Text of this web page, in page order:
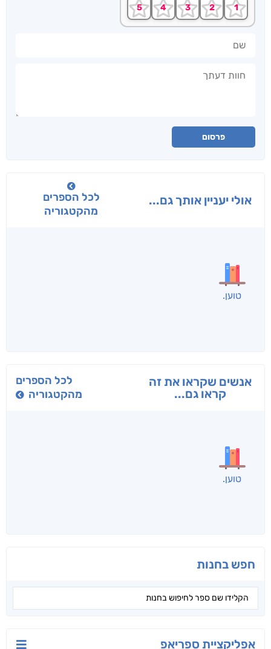
פרסום
אולי יעניין אותך גם...
לכל הספרים
מהקטגוריה
בפנוכו
חני שאטן
תרדמת
א. פ.
אנשים שקראו את זה